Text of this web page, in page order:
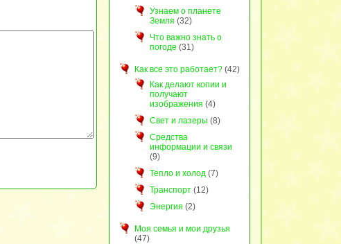
Узнаем о планете
Земля (32)
Что важно знать о
погоде (31)
Как все это работает?(42)
Как делают копии и
получают
изображения (4)
Свет и лазеры (8)
Средства
информации и связи
(9)
Тепло и холод(7)
Транспорт(12)
Энергия (2)
Моя семья и мои друзья
(47)